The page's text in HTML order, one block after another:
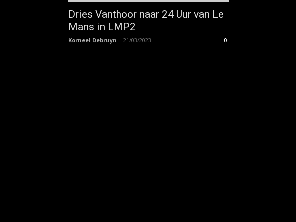
Dries Vanthoor naar 24 Uur van Le
Mans in LMP2
Korneel Debruyn - 21/03/2023 0